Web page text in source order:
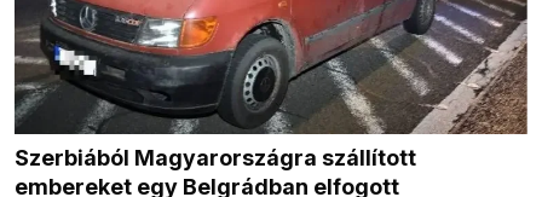
Szerbiából Magyarországra szállított
embereket egy Belgrádban elfogott